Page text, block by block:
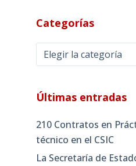
Categorías
Categorías
Últimas entradas
210 Contratos en
técnico en el CSIC
La Secretaría de